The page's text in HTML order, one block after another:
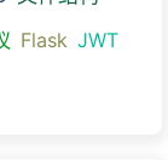
Flask JWT